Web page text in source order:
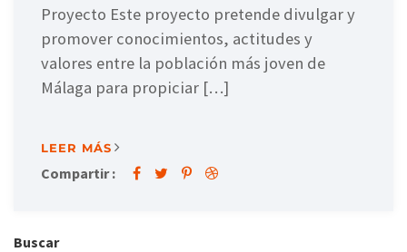
Proyecto Este proyecto pretende divulgar y
promover conocimientos, actitudes y
valores entre la población más joven de
Málaga para propiciar […]
LEER MÁS
Compartir :
Buscar